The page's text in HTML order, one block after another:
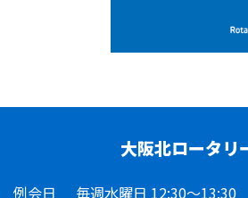
大阪北ロータリ
例会日 毎週水曜日 12:30～13:30